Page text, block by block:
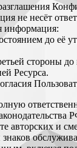
не несёт
информация:
до её
стороны до
Ресурса.
авторских и